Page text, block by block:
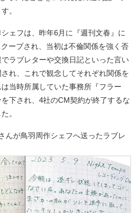
。
ェフは、昨年6月に『週刊文春』に
ープされ、当初は不倫関係を強く否
ラブレターや交換日記といった言い
れ、これで観念してそれぞれ関係を
当時所属していた事務所『フラー
下され、4社のCM契約が終了するな
。
んが鳥羽周作シェフへ送ったラブレ